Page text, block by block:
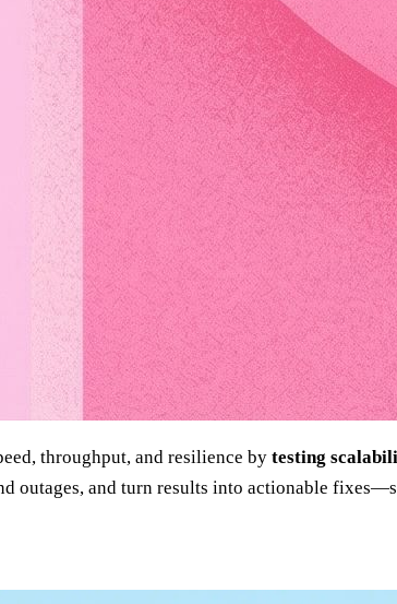
throughput, and resilience by testing
outages, and turn results into actionable